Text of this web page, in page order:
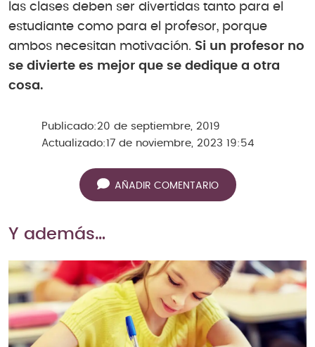
las clases deben ser divertidas tanto para el
estudiante como para el profesor, porque
ambos necesitan motivación. Si un profesor no
se divierte es mejor que se dedique a otra
cosa.
Publicado:20 de septiembre, 2019
Actualizado:17 de noviembre, 2023 19:54
AÑADIR COMENTARIO
Y además…